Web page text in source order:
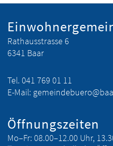
Fusszeile
Rathausstrasse 6
6341 Baar
Tel. 041 769 01 11
E-Mail:
Öffnungszeiten
Mo–Fr: 08.00–12.00 Uhr,